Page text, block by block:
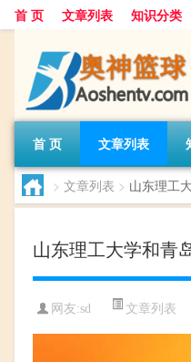
首 页 文章列表 知识分类
首 页 文章列表
> 文章列表 > 山东理工
山东理工大学和青
网友:sd 文章列表